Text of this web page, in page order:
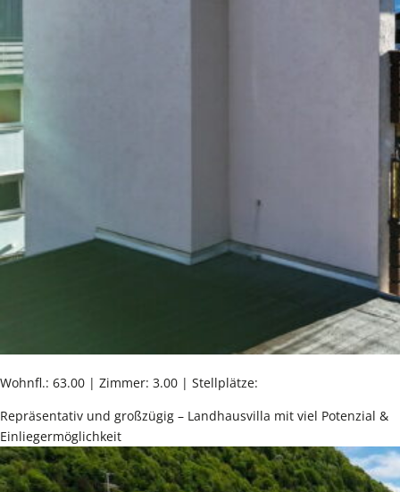
Wohnfl.: 63.00 | Zimmer: 3.00 | Stellplätze:
Repräsentativ und großzügig – Landhausvilla mit viel Potenzial &
Einliegermöglichkeit